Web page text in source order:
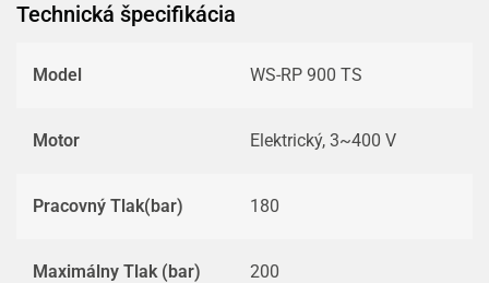
Technická špecifikácia
Model WS-RP 900 TS
Motor Elektrický, 3~400 V
Pracovný Tlak(bar) 180
Maximálny Tlak (bar) 200